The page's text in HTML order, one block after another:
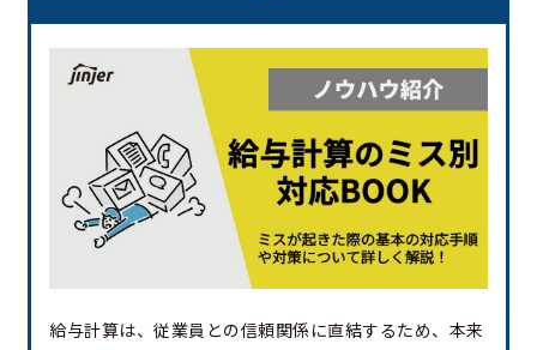
給与計算は、従業員との信頼関係に直結するため、本来